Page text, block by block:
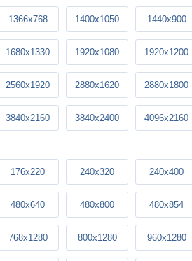
1366x768 1400x1050 1440x900
1680x1330 1920x1080 1920x1200
2560x1920 2880x1620 2880x1800
3840x2160 3840x2400 4096x2160
176x220 240x320 240x400
480x640 480x800 480x854
768x1280 800x1280 960x1280